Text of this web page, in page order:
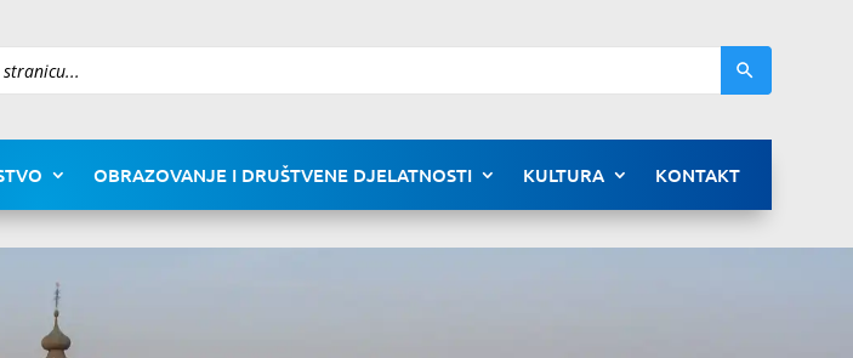
OBRAZOVANJE I DRUŠTVENE DJELATNOSTI KULTURA KONTAKT